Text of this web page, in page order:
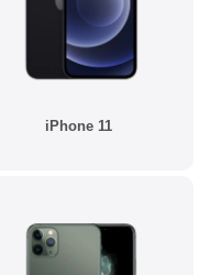
iPhone 11